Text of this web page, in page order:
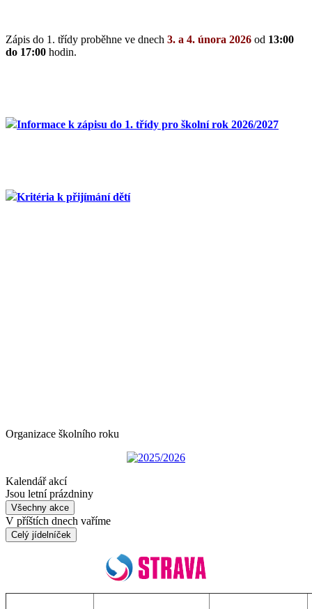
Zápis do 1. třídy proběhne ve dnech 3. a 4. února 2026 od 13:00
do 17:00 hodin.
Informace k zápisu do 1. třídy pro školní rok 2026/2027
Kritéria k přijímání dětí
Organizace školního roku
2025/2026
Kalendář akcí
Jsou letní prázdniny
Všechny akce
V příštích dnech vaříme
Celý jídelníček